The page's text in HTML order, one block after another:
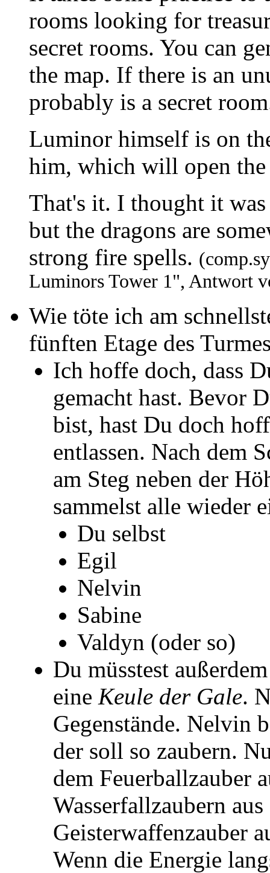
rooms looking for
secret rooms. You can
the map. If there is an
probably is a secret
Luminor himself is on
him, which will open
That's it. I thought it
but the dragons are
strong fire spells.
Luminors Tower 1", Antwort
Wie töte ich am
fünften Etage des
Ich hoffe doch, dass
gemacht hast. Bevor
bist, hast Du doch
entlassen. Nach dem
am Steg neben der
sammelst alle wieder
Du selbst
Egil
Nelvin
Sabine
Valdyn (oder so)
Du müsstest
eine Keule der Gale.
Gegenstände. Nelvin
der soll so zaubern.
dem Feuerballzauber
Wasserfallzaubern
Geisterwaffenzauber
Wenn die Energie